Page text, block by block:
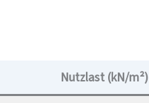
Nutzlast (kN/m²)